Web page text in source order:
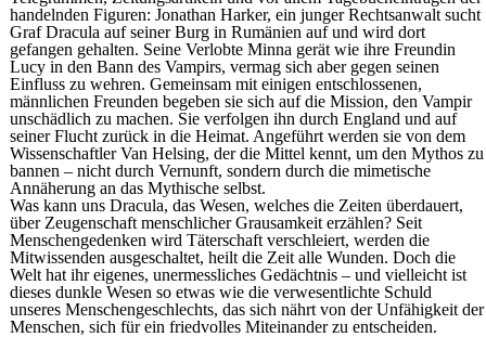
handelnden Figuren: Jonathan Harker, ein junger Rechtsanwalt sucht
Graf Dracula auf seiner Burg in Rumänien auf und wird dort
gefangen gehalten. Seine Verlobte Minna gerät wie ihre Freundin
Lucy in den Bann des Vampirs, vermag sich aber gegen seinen
Einfluss zu wehren. Gemeinsam mit einigen entschlossenen,
männlichen Freunden begeben sie sich auf die Mission, den Vampir
unschädlich zu machen. Sie verfolgen ihn durch England und auf
seiner Flucht zurück in die Heimat. Angeführt werden sie von dem
Wissenschaftler Van Helsing, der die Mittel kennt, um den Mythos zu
bannen – nicht durch Vernunft, sondern durch die mimetische
Annäherung an das Mythische selbst.
Was kann uns Dracula, das Wesen, welches die Zeiten überdauert,
über Zeugenschaft menschlicher Grausamkeit erzählen? Seit
Menschengedenken wird Täterschaft verschleiert, werden die
Mitwissenden ausgeschaltet, heilt die Zeit alle Wunden. Doch die
Welt hat ihr eigenes, unermessliches Gedächtnis – und vielleicht ist
dieses dunkle Wesen so etwas wie die verwesentlichte Schuld
unseres Menschengeschlechts, das sich nährt von der Unfähigkeit der
Menschen, sich für ein friedvolles Miteinander zu entscheiden.